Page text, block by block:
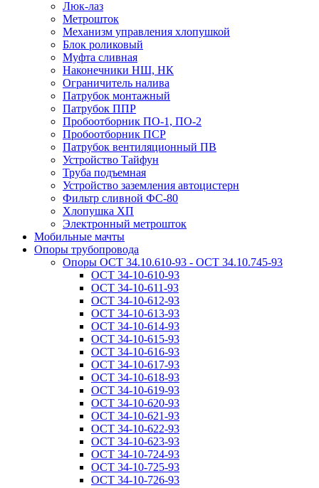
Люк-лаз
Метрошток
Механизм управления хлопушкой
Блок роликовый
Муфта сливная
Наконечники НШ, НК
Ограничитель налива
Патрубок монтажный
Патрубок ППР
Пробоотборник ПО-1, ПО-2
Пробоотборник ПСР
Патрубок вентиляционный ПВ
Устройство Тайфун
Труба подъемная
Устройство заземления автоцистерн
Фильтр сливной ФС-80
Хлопушка ХП
Электронный метрошток
Мобильные мачты
Опоры трубопровода
Опоры ОСТ 34.10.610-93 - ОСТ 34.10.745-93
ОСТ 34-10-610-93
ОСТ 34-10-611-93
ОСТ 34-10-612-93
ОСТ 34-10-613-93
ОСТ 34-10-614-93
ОСТ 34-10-615-93
ОСТ 34-10-616-93
ОСТ 34-10-617-93
ОСТ 34-10-618-93
ОСТ 34-10-619-93
ОСТ 34-10-620-93
ОСТ 34-10-621-93
ОСТ 34-10-622-93
ОСТ 34-10-623-93
ОСТ 34-10-724-93
ОСТ 34-10-725-93
ОСТ 34-10-726-93